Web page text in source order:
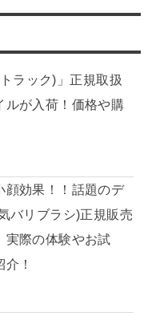
ラック)」正規取扱
ルが入荷！価格や購
顔効果！！話題のデ
バリブラシ)正規販売
実際の体験やお試
！